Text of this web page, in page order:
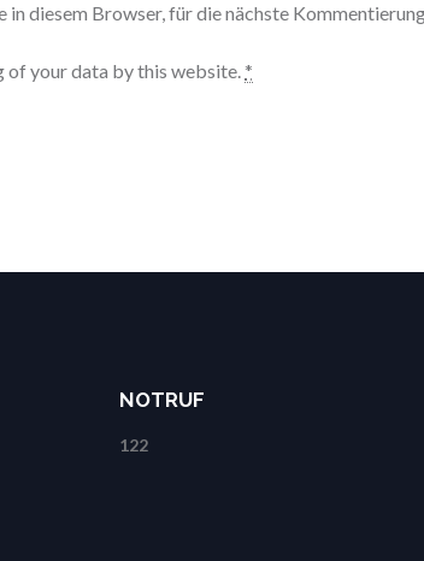
diesem Browser, für die nächste
of your data by this website. *
NOTRUF
122